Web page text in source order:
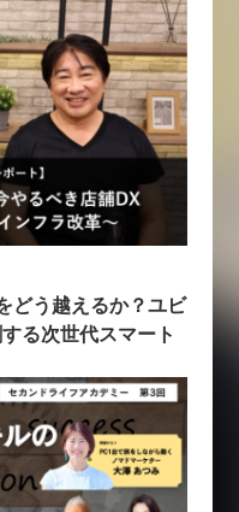
どう越えるか？ユビ
る次世代スマート